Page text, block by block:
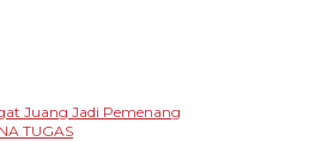
Juang Jadi Pemenang
TUGAS